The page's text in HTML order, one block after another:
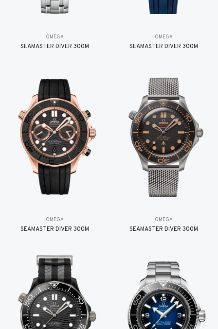
OMEGA
SEAMASTER DIVER 300M
OMEGA
SEAMASTER DIVER 300M
OMEGA
SEAMASTER DIVER 300M
OMEGA
SEAMASTER DIVER 300M